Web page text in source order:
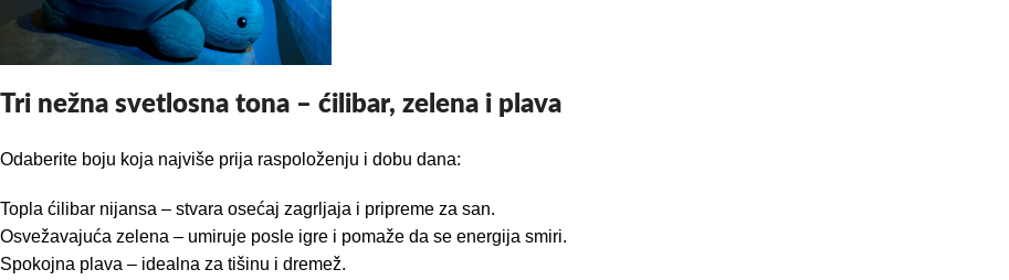
Tri nežna svetlosna tona – ćilibar, zelena i plava
Odaberite boju koja najviše prija raspoloženju i dobu dana:
Topla ćilibar nijansa – stvara osećaj zagrljaja i pripreme za san.
Osvežavajuća zelena – umiruje posle igre i pomaže da se energija smiri.
Spokojna plava – idealna za tišinu i dremež.